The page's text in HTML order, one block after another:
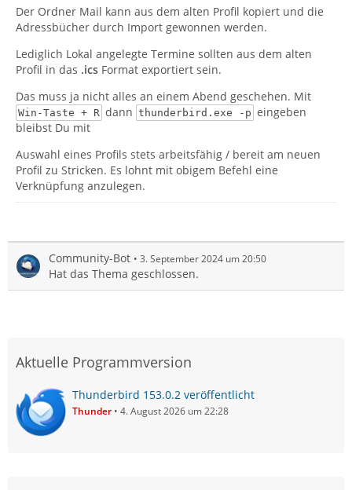
Der Ordner Mail kann aus dem alten Profil kopiert und die
Adressbücher durch Import gewonnen werden.
Lediglich Lokal angelegte Termine sollten aus dem alten
Profil in das .ics Format exportiert sein.
Das muss ja nicht alles an einem Abend geschehen. Mit
Win-Taste + R dann thunderbird.exe -p eingeben
bleibst Du mit
Auswahl eines Profils stets arbeitsfähig / bereit am neuen
Profil zu Stricken. Es lohnt mit obigem Befehl eine
Verknüpfung anzulegen.
Community-Bot 3. September 2024 um 20:50
Hat das Thema geschlossen.
Aktuelle Programmversion
Thunderbird 153.0.2 veröffentlicht
Thunder 4. August 2026 um 22:28